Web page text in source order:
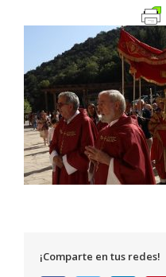
¡Comparte en tus redes!